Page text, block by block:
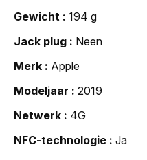
Gewicht
194 g
Jack plug
Neen
Merk
Apple
Modeljaar
2019
Netwerk
4G
NFC-technologie
Ja